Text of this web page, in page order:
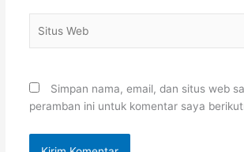
Web
Simpan nama, email, dan situs web
peramban ini untuk komentar saya